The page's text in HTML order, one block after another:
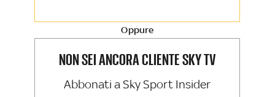
Sport e Sky TG24
La newsletter esclusiva di Sky Sport
Oppure
NON SEI ANCORA CLIENTE SKY TV
Abbonati a Sky Sport Insider